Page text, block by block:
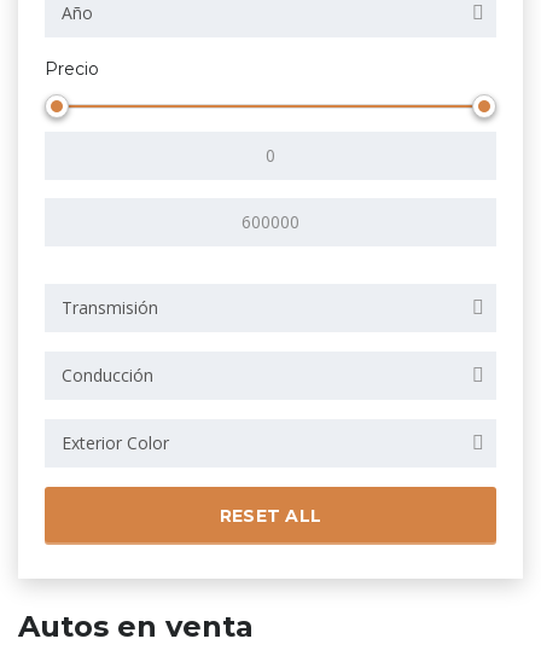
Año
Precio
Transmisión
Conducción
Exterior Color
RESET ALL
Autos en venta